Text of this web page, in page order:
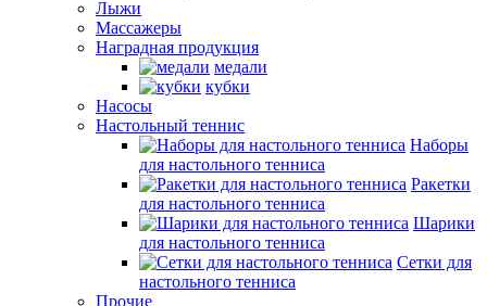
Лыжи
Массажеры
Наградная продукция
медали
кубки
Насосы
Настольный теннис
Наборы
для настольного тенниса
Ракетки
для настольного тенниса
Шарики
для настольного тенниса
Сетки для
настольного тенниса
Прочие